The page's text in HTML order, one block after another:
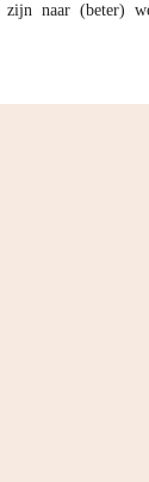
zijn naar (beter)